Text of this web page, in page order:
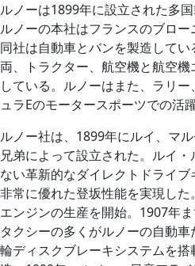
ルノーは1899年に設立された多
ルノーの本社はフランスのブロー
同社は自動車とバンを製造して
両、トラクター、航空機と航空
している。ルノーはまた、ラリ
ュラEのモータースポーツでの活
ルノー社は、1899年にルイ、マ
兄弟によって設立された。ルイ
ない革新的なダイレクトドライ
非常に優れた登坂性能を実現し
エンジンの生産を開始。1907年
タクシーの多くがルノーの自動
輪ディスクブレーキシステムを